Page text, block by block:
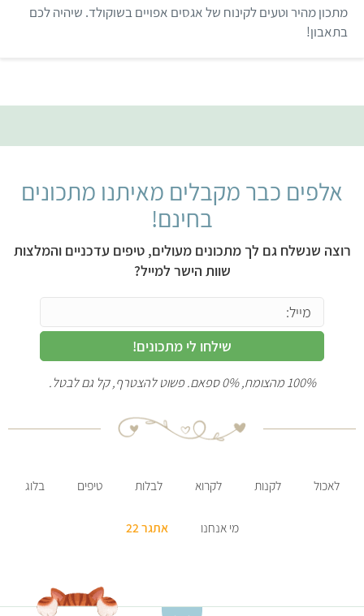
ת
מתכון מהיר וטעים לקינוח של אגסים אפויים בשוקולד. שיהיה לכם
בתאבון!
אלפים כבר מקבלים מאיתנו מתכונים
בחינם!
רוצה שנשלח גם לך מתכונים מעולים, טיפים עדכניים והמלצות
שוות הישר למייל?
שילחו לי מתכונים!
100% מהצומח, 0% ספאם. פשוט להצטרף, קל גם לבטל.
לאכול לקנות לקרוא לבלות טיפים בלוג
מי אנחנו אתגר 22